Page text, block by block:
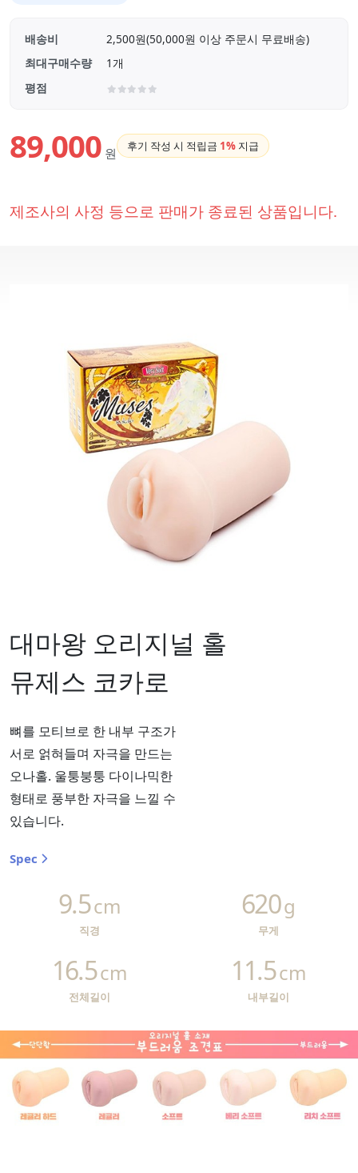
배송비
2,500원(50,000원 이상 주문시 무료배송)
최대구매수량
1개
평점
89,000 원 후기 작성 시 적립금 1% 지급
제조사의 사정 등으로 판매가 종료된 상품입니다.
대마왕 오리지널 홀
뮤제스 코카로
뼈를 모티브로 한 내부 구조가
서로 얽혀들며 자극을 만드는
오나홀. 울퉁붕퉁 다이나믹한
형태로 풍부한 자극을 느낄 수
있습니다.
Spec
직경
9.5cm
무게
620g
전체길이
16.5cm
내부길이
11.5cm